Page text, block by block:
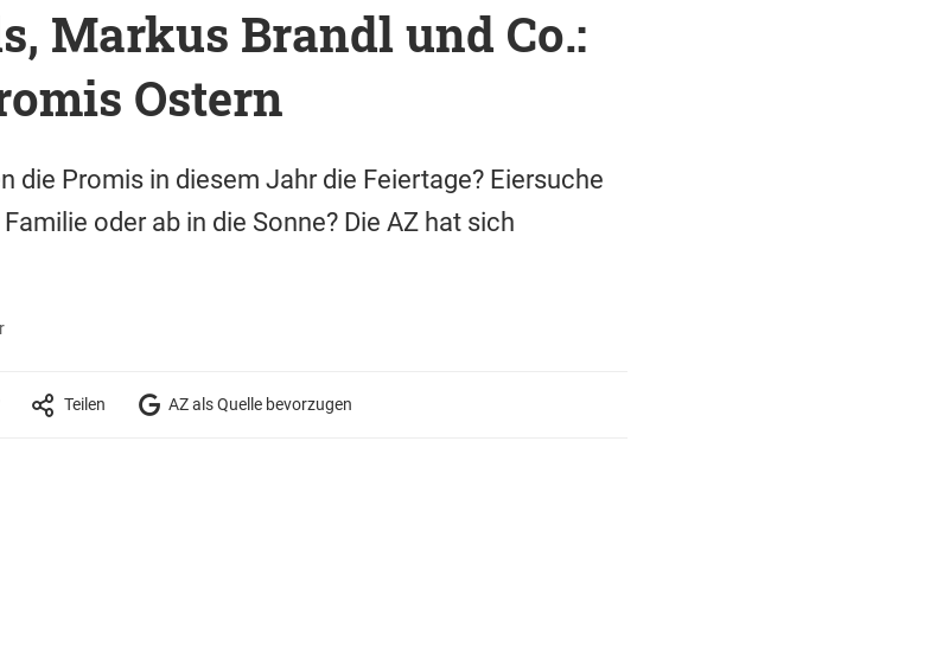
Markus Brandl und Co.:
Ostern
die Promis in diesem Jahr die Feiertage? Eiersuche
oder ab in die Sonne? Die AZ hat sich
Teilen AZ als Quelle bevorzugen